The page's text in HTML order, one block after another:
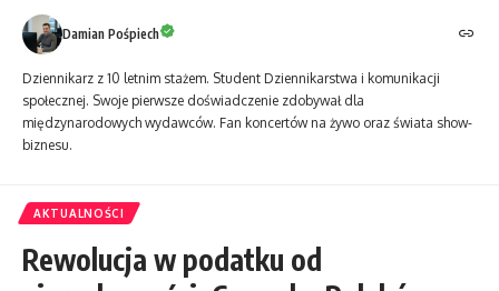
Damian Pośpiech
Dziennikarz z 10 letnim stażem. Student Dziennikarstwa i komunikacji
społecznej. Swoje pierwsze doświadczenie zdobywał dla
międzynarodowych wydawców. Fan koncertów na żywo oraz świata show-
biznesu.
AKTUALNOŚCI
Rewolucja w podatku od